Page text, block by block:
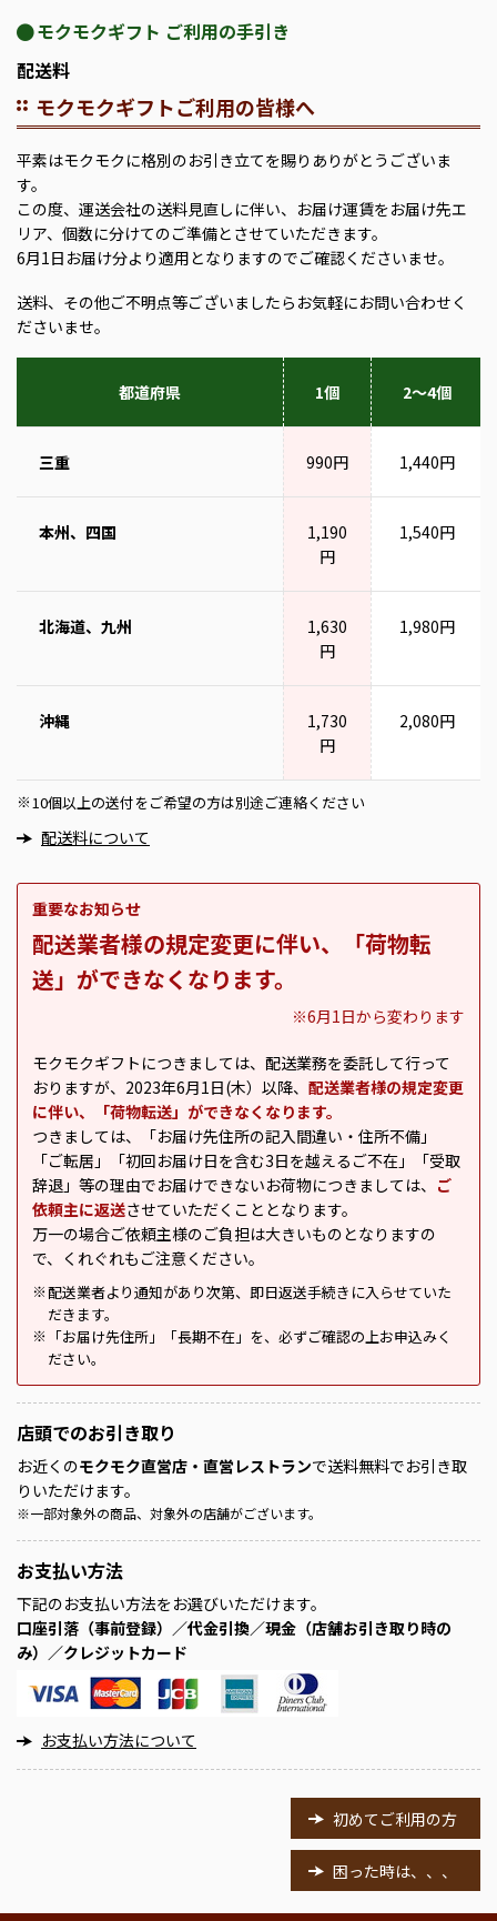
モクモクギフト ご利用の手引き
配送料
モクモクギフトご利用の皆様へ
平素はモクモクに格別のお引き立てを賜りありがとうございま
す。
この度、運送会社の送料見直しに伴い、お届け運賃をお届け先エ
リア、個数に分けてのご準備とさせていただきます。
6月1日お届け分より適用となりますのでご確認くださいませ。
送料、その他ご不明点等ございましたらお気軽にお問い合わせく
ださいませ。
都道府県 1個 2～4個
三重 990円 1,440円
本州、四国
1,190
円
1,540円
北海道、九州
1,630
円
1,980円
沖縄
1,730
円
2,080円
※ 10個以上の送付をご希望の方は別途ご連絡ください
配送料について
重要なお知らせ
配送業者様の規定変更に伴い、「荷物転
送」ができなくなります。
※6月1日から変わります
モクモクギフトにつきましては、配送業務を委託して行って
おりますが、2023年6月1日(木）以降、 配送業者様の規定変更
に伴い、「荷物転送」ができなくなります。
つきましては、「お届け先住所の記入間違い・住所不備」
「ご転居」「初回お届け日を含む3日を越えるご不在」「受取
辞退」等の理由でお届けできないお荷物につきましては、 ご
依頼主に返送させていただくこととなります。
万一の場合ご依頼主様のご負担は大きいものとなりますの
で、くれぐれもご注意ください。
※ 配送業者より通知があり次第、即日返送手続きに入らせていた
だきます。
※
「お届け先住所」「長期不在」を、必ずご確認の上お申込みく
ださい。
店頭でのお引き取り
お近くのモクモク直営店・直営レストランで送料無料でお引き取
りいただけます。
※一部対象外の商品、対象外の店舗がございます。
お支払い方法
下記のお支払い方法をお選びいただけます。
口座引落（事前登録）／代金引換／現金（店舗お引き取り時の
み）／クレジットカード
お支払い方法について
初めてご利用の方
困った時は、、、